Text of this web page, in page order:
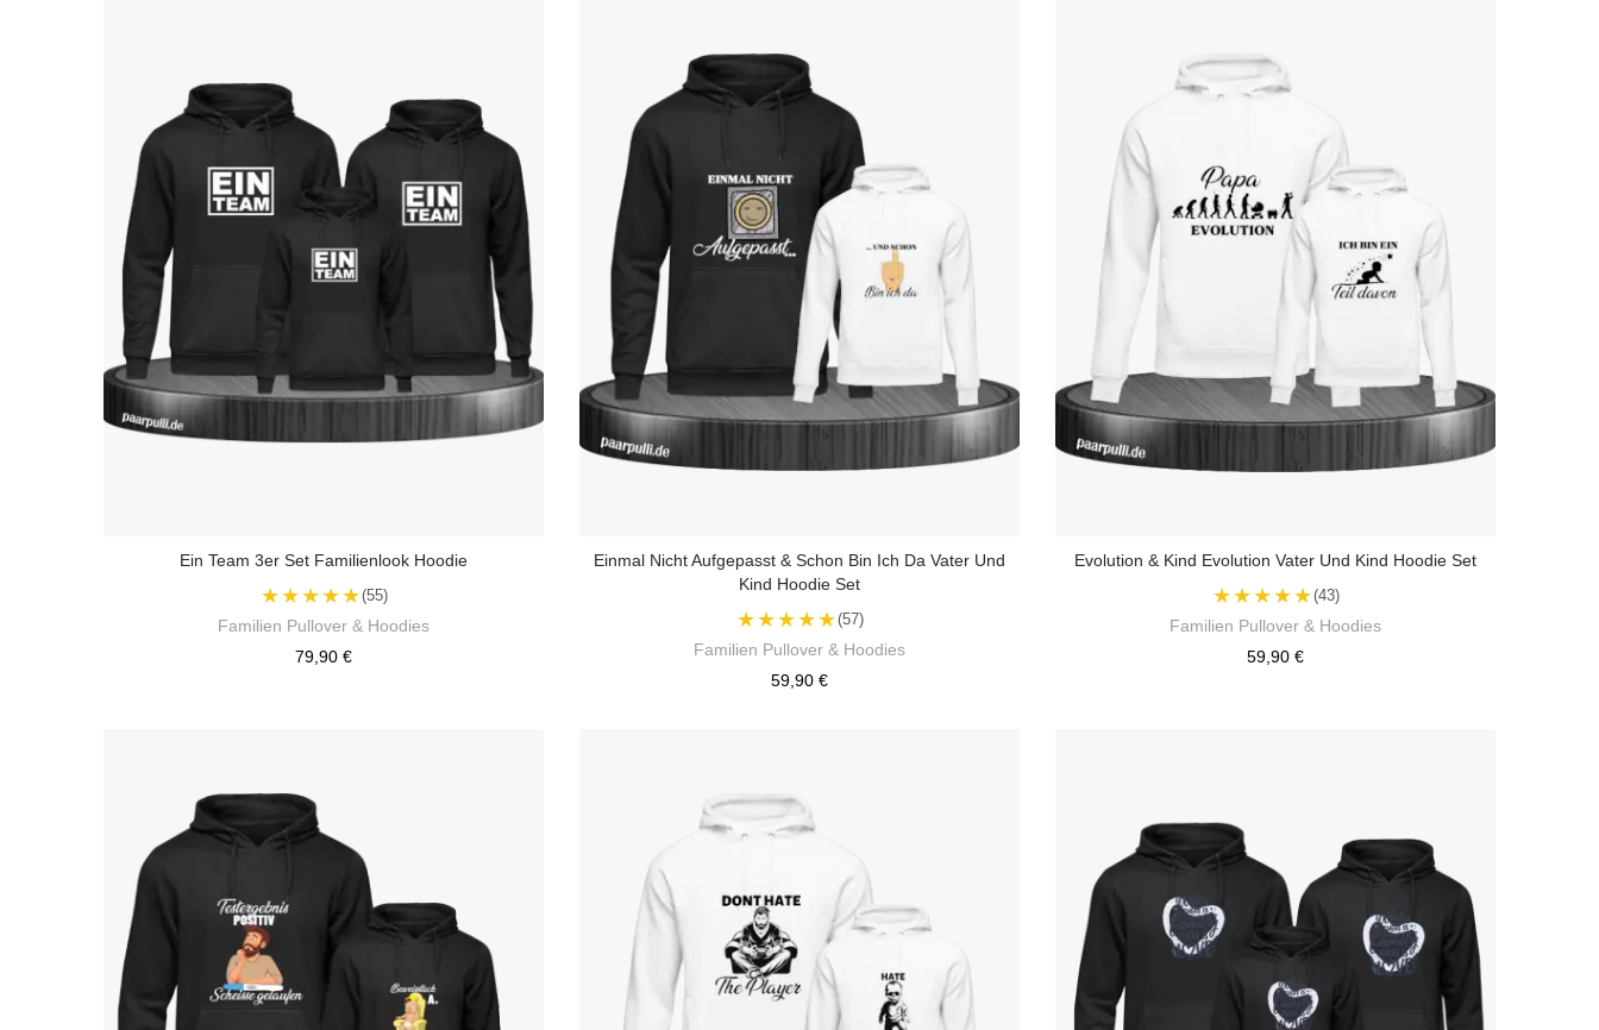
Ein Team 3er Set Familienlook Hoodie
★★★★★(55)
Familien Pullover & Hoodies
79,90 €
Einmal Nicht Aufgepasst & Schon Bin Ich Da Vater Und
Kind Hoodie Set
★★★★★(57)
Familien Pullover & Hoodies
59,90 €
Evolution & Kind Evolution Vater Und Kind Hoodie Set
★★★★★(43)
Familien Pullover & Hoodies
59,90 €